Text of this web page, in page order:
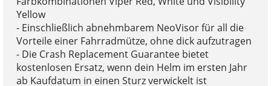
Yellow
- Einschließlich abnehmbarem NeoVisor für all die
Vorteile einer Fahrradmütze, ohne dick aufzutragen
- Die Crash Replacement Guarantee bietet
kostenlosen Ersatz, wenn dein Helm im ersten Jahr
ab Kaufdatum in einen Sturz verwickelt ist